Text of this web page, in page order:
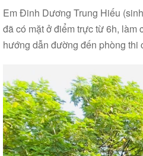
Em Đinh Dương Trung Hiếu
đã có mặt ở điểm trực từ 6h,
hướng dẫn đường đến phòng